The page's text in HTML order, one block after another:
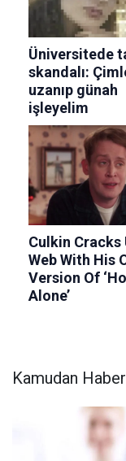
Kamudan Haber